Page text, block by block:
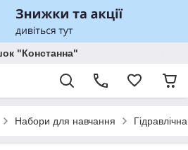
"Констанна"
Набори для навчання